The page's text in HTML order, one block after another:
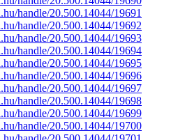
handle/20.500.14044/19691
handle/20.500.14044/19692
handle/20.500.14044/19693
handle/20.500.14044/19694
handle/20.500.14044/19695
handle/20.500.14044/19696
handle/20.500.14044/19697
handle/20.500.14044/19698
handle/20.500.14044/19699
handle/20.500.14044/19700